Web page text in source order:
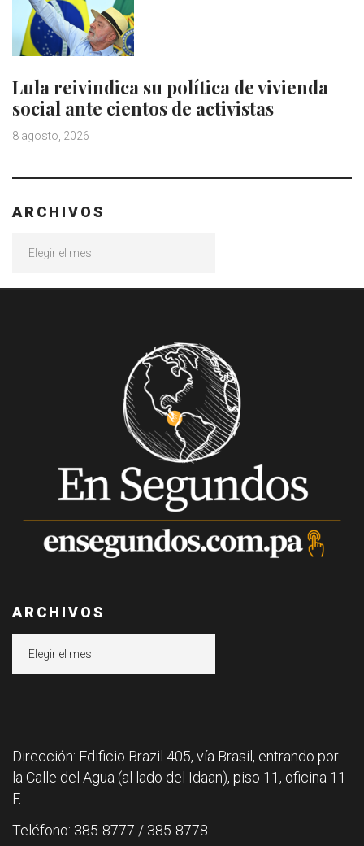
Lula reivindica su política de vivienda
social ante cientos de activistas
8 agosto, 2026
ARCHIVOS
ARCHIVOS
Dirección: Edificio Brazil 405, vía Brasil, entrando por
la Calle del Agua (al lado del Idaan), piso 11, oficina 11
F.
Teléfono: 385-8777 / 385-8778